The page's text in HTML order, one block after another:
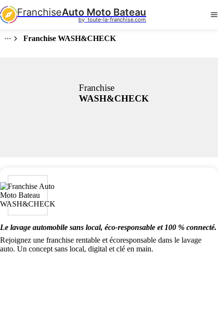
FranchiseAuto Moto Bateau
by  toute-la-franchise.com
Franchise WASH&CHECK
Franchise
WASH&CHECK
Le lavage automobile sans local, éco-responsable et 100 % connecté.
Rejoignez une franchise rentable et écoresponsable dans le lavage
auto. Un concept sans local, digital et clé en main.